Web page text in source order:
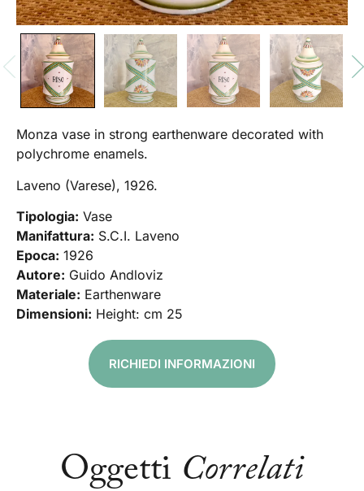
Monza vase in strong earthenware decorated with
polychrome enamels.
Laveno (Varese), 1926.
Tipologia: Vase
Manifattura: S.C.I. Laveno
Epoca: 1926
Autore: Guido Andloviz
Materiale: Earthenware
Dimensioni: Height: cm 25
RICHIEDI INFORMAZIONI
Oggetti Correlati